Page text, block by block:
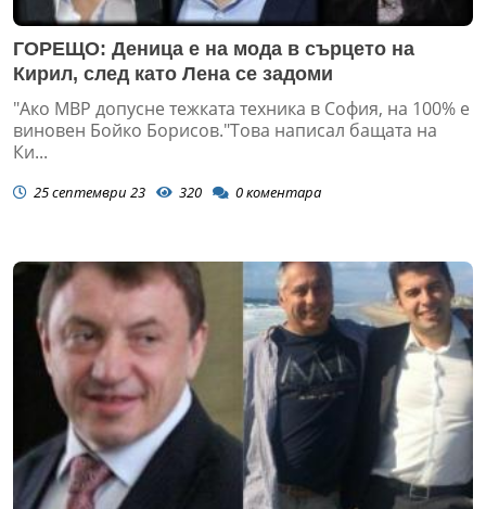
ГОРЕЩО: Деница е на мода в сърцето на
Кирил, след като Лена се задоми
"Ако МВР допусне тежката техника в София, на 100% е
виновен Бойко Борисов."Това написал бащата на
Ки...
25 септември 23 320 0коментара